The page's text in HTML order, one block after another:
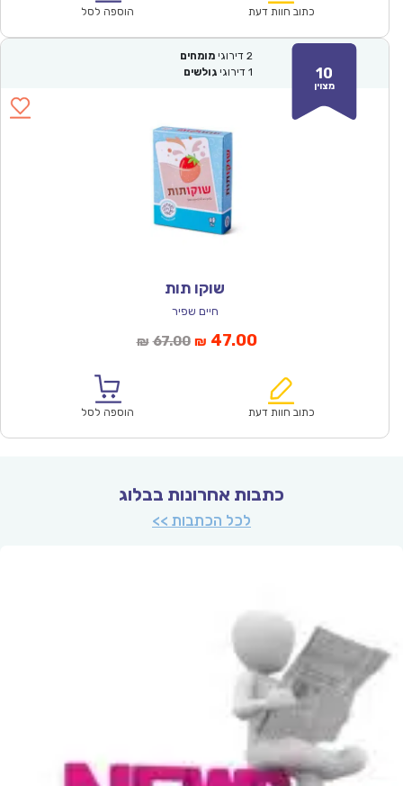
₪67.00.
כתוב חוות דעת הוספה לסל
10
מצוין
2 דירוגי מומחים
1 דירוגי גולשים
שוקו תות
חיים שפיר
₪ 67.00המחיר
₪67.00.
₪ 47.00המחיר
הוא:
כתוב חוות דעת הוספה לסל
כתבות אחרונות בבלוג
לכל הכתבות >>